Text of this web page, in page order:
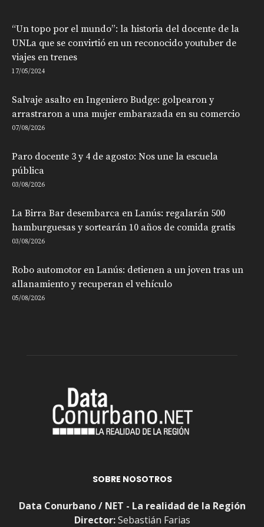
“Un topo por el mundo”: la historia del docente de la
UNLa que se convirtió en un reconocido youtuber de
viajes en trenes
17/05/2024
Salvaje asalto en Ingeniero Budge: golpearon y
arrastraron a una mujer embarazada en su comercio
07/08/2026
Paro docente 3 y 4 de agosto: Nos une la escuela
pública
03/08/2026
La Birra Bar desembarca en Lanús: regalarán 500
hamburguesas y sortearán 10 años de comida gratis
03/08/2026
Robo automotor en Lanús: detienen a un joven tras un
allanamiento y recuperan el vehículo
05/08/2026
SOBRE NOSOTROS
Data Conurbano / NET - La realidad de la Región
Director:Sebastián Farias